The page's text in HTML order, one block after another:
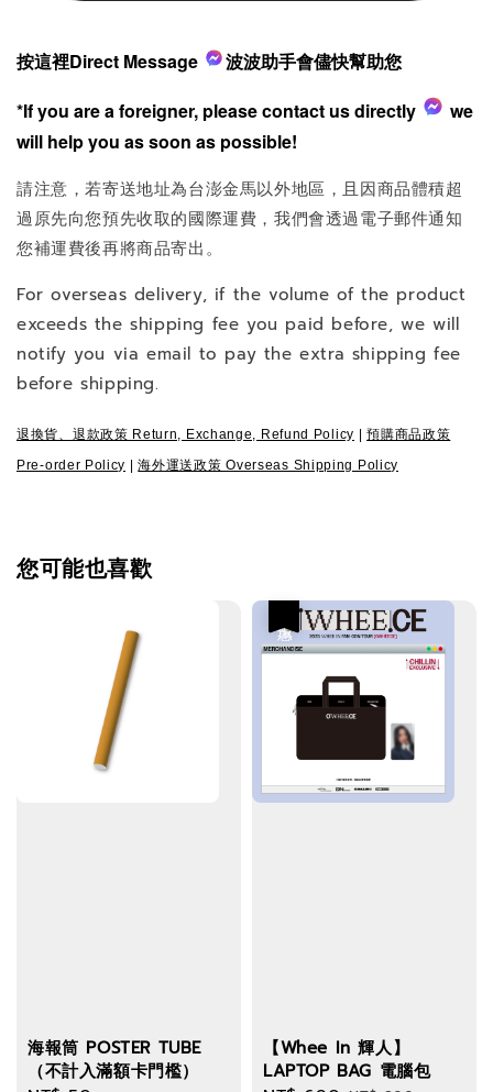
按這裡Direct Message
波波助手會儘快幫助您
*If you are a foreigner, please contact us directly
we
will help you as soon as possible!
請注意，若寄送地址為台澎金馬以外地區，且因商品體積超
過原先向您預先收取的國際運費，我們會透過電子郵件通知
您補運費後再將商品寄出。
For overseas delivery, if the volume of the product
exceeds the shipping fee you paid before, we will
notify you via email to pay the extra shipping fee
before shipping.
退換貨、退款政策 Return, Exchange, Refund Policy |預購商品政策
Pre-order Policy |海外運送政策 Overseas Shipping Policy
您可能也喜歡
海報筒 POSTER TUBE
（不計入滿額卡門檻）
【Whee In 輝人】
LAPTOP BAG 電腦包